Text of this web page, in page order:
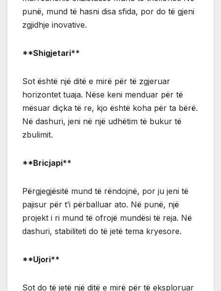
punë, mund të hasni disa sfida, por do të gjeni
zgjidhje inovative.
**Shigjetari**
Sot është një ditë e mirë për të zgjeruar
horizontet tuaja. Nëse keni menduar për të
mësuar diçka të re, kjo është koha për ta bërë.
Në dashuri, jeni në një udhëtim të bukur të
zbulimit.
**Bricjapi**
Përgjegjësitë mund të rëndojnë, por ju jeni të
pajisur për t’i përballuar ato. Në punë, një
projekt i ri mund të ofrojë mundësi të reja. Në
dashuri, stabiliteti do të jetë tema kryesore.
**Ujori**
Sot do të jetë një ditë e mirë për të eksploruar